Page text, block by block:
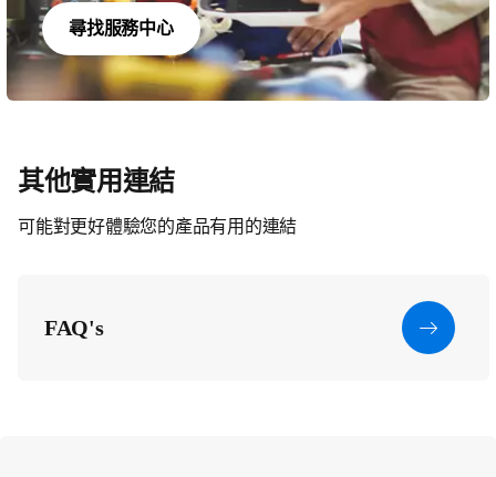
尋找服務中心
其他實用連結
可能對更好體驗您的產品有用的連結
FAQ's